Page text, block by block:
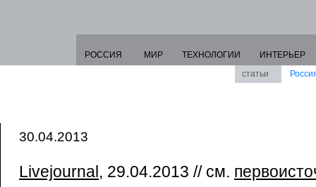
РОССИЯ МИР ТЕХНОЛОГИИ
ИНТЕРЬЕР
статьи
30.04.2013
Livejournal, 29.04.2013 // см.